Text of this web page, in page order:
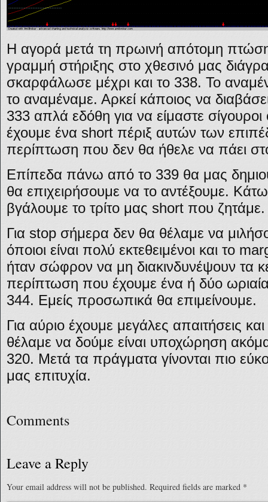
Η αγορά μετά τη πρωινή απότομη
γραμμή στήριξης στο χθεσινό μας
σκαρφάλωσε μέχρι και το 338. Το
το αναμέναμε. Αρκεί κάποιος να
333 απλά εδόθη για να είμαστε
έχουμε ένα short πέριξ αυτών των
περίπτωση που δεν θα ήθελε να πάει
Επίπεδα πάνω από το 339 θα μας
θα επιχειρήσουμε να το αντέξουμε.
βγάλουμε το τρίτο μας short που ζητάμε.
Για stop σήμερα δεν θα θέλαμε να
όποιοι είναι πολύ εκτεθειμένοι και το
ήταν σώφρον να μη διακινδυνέψουν τα
περίπτωση που έχουμε ένα ή δύο
344. Εμείς προσωπικά θα επιμείνουμε.
Για αύριο έχουμε μεγάλες απαιτήσεις
θέλαμε να δούμε είναι υποχώρηση
320. Μετά τα πράγματα γίνονται πιο
μας επιτυχία.
Comments
Leave a Reply
Your email address will not be published. Required fields are marked *